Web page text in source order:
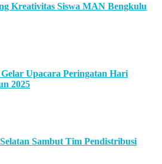
Kreativitas Siswa MAN Bengkulu
Upacara Peringatan Hari
2025
Sambut Tim Pendistribusi